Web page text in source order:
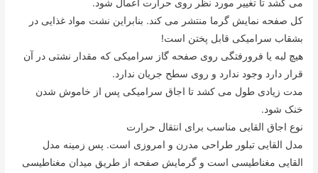
می کشد تا تغییر مورد نظر روی حرارت اعمال شود.
کل صفحه نمایش گرما منتشر می کند. بنابراین نشت مواد غذایی در
بشقاب سرامیکی قابل پختن است!
هیچ لبه یا فرورفتگی روی صفحه گاز سرامیکی که مقدار نشتی در آن
قرار دارد وجود ندارد و روی سطح جریان ندارد.
مدت زیادی طول می کشد تا اجاق سرامیکی پس از خاموش شدن
خنک شود.
نوع اجاق القایی مناسب برای انتقال حرارت
مدل القایی تبلور طراحی مدرن و امروزی است. پس زمینه مدل
القایی مغناطیسی است و گرمایش صفحه از طریق میدان مغناطیسی